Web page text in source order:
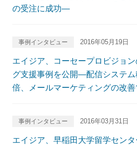
の受注に成功―
事例インタビュー 2016年05月19日
エイジア、コーセープロビジョ
グ支援事例を公開―配信システ
倍、メールマーケティングの改
事例インタビュー 2016年03月31日
エイジア、早稲田大学留学セン